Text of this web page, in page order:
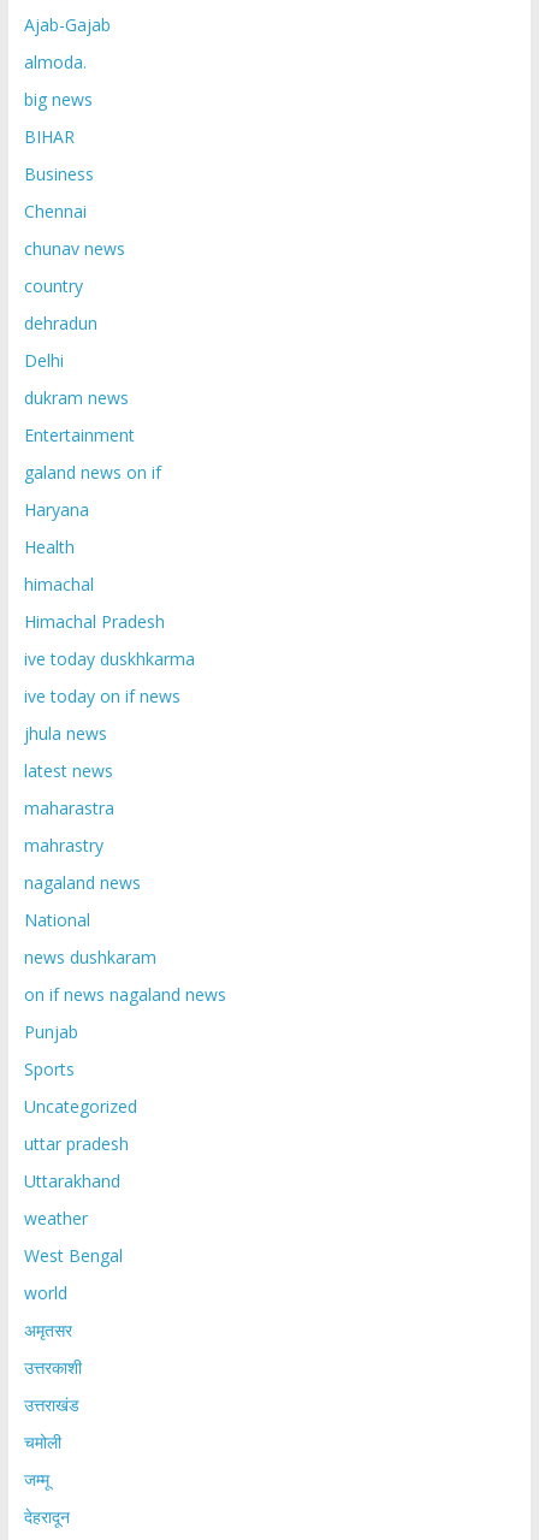
Ajab-Gajab
almoda.
big news
BIHAR
Business
Chennai
chunav news
country
dehradun
Delhi
dukram news
Entertainment
galand news on if
Haryana
Health
himachal
Himachal Pradesh
ive today duskhkarma
ive today on if news
jhula news
latest news
maharastra
mahrastry
nagaland news
National
news dushkaram
on if news nagaland news
Punjab
Sports
Uncategorized
uttar pradesh
Uttarakhand
weather
West Bengal
world
अमृतसर
उत्तरकाशी
उत्तराखंड
चमोली
जम्मू
देहरादून